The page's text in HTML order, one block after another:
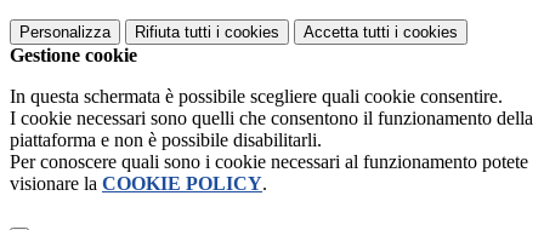
Personalizza Rifiuta tutti i cookies Accetta tutti i cookies
Gestione cookie
In questa schermata è possibile scegliere quali cookie consentire.
I cookie necessari sono quelli che consentono il funzionamento della
piattaforma e non è possibile disabilitarli.
Per conoscere quali sono i cookie necessari al funzionamento potete
visionare la COOKIE POLICY.